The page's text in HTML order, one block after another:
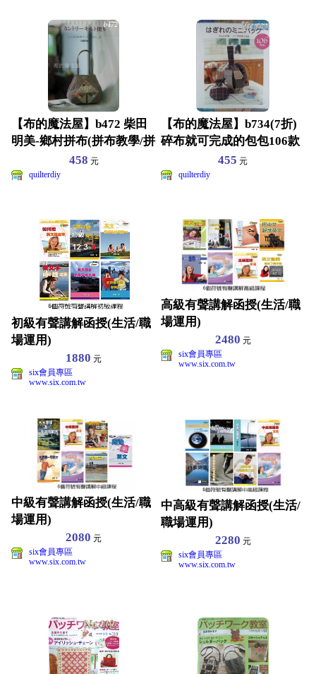
【布的魔法屋】b472 柴田
明美-鄉村拼布(拼布教學/拼
布材料.拼布紙
458 元
quilterdiy
【布的魔法屋】b734(7折)
碎布就可完成的包包106款
(拼布書/拼布455 元
quilterdiy
初級有聲講解函授(生活/職
場運用)
1880 元
six會員專區
www.six.com.tw
高級有聲講解函授(生活/職
場運用)
2480 元
six會員專區
www.six.com.tw
中級有聲講解函授(生活/職
場運用)
2080 元
six會員專區
www.six.com.tw
中高級有聲講解函授(生活/
職場運用)
2280 元
six會員專區
www.six.com.tw